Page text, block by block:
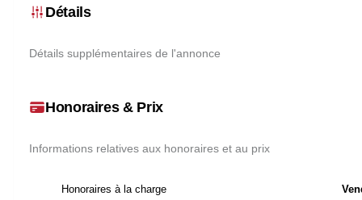
Détails
Détails supplémentaires de l'annonce
Honoraires & Prix
Informations relatives aux honoraires et au prix
Honoraires à la charge